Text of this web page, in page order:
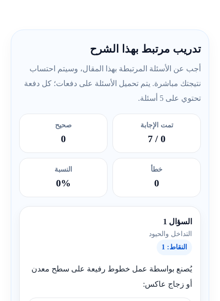
تدريب مرتبط بهذا الشرح
أجب عن الأسئلة المرتبطة بهذا المقال، وسيتم احتساب
نتيجتك مباشرة. يتم تحميل الأسئلة على دفعات؛ كل دفعة
تحتوي على 5 أسئلة.
تمت الإجابة
0
/ 7
صحيح
0
خطأ
0
النسبة
0%
السؤال 1
التداخل والحيود
النقاط: 1
يُصنع بواسطة عمل خطوط رفيعة على سطح معدن
أو زجاج عاكس: